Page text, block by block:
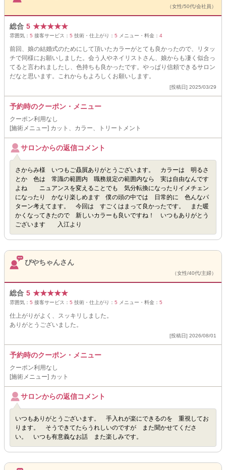
（女性/50代/会社員）
総合 5 ★★★★★
雰囲気： 5 接客サービス： 5 技術・仕上がり： 5 メニュー・料金： 4
前回、娘の結婚式のためにして頂いたカラーがとても良かったので、リタッ
チで同様にお願いしました。会う人やネイリストさん、娘からも凄く似合っ
てると言われましたし、色持ちも良かったです。やっぱり信頼できるサロン
だなと思います。これからもよろしくお願いします。
[投稿日] 2025/03/29
予約時のクーポン・メニュー
クーポン利用なし
[施術メニュー] カット、カラー、トリートメント
サロンからの返信コメント
さからみ様 いつもご贔屓ありがとうございます。 カラーは 明るさ
とか 色は 常識の範囲内 職務規定の範囲内なら 実は自由なんです
よね ニュアンスを変えることでも 気分転換になったりイメチェン
になったり かなり楽しめます 僕の頭の中では 日常的に 色んなパ
ターン考えてます。 今回は すごくはまって良かったです。 また暖
かくなってきたので 新しいカラーも良いですね！ いつもありがとう
ございます 入江より
ぴやちゃんさん
（女性/40代/主婦）
総合 5 ★★★★★
雰囲気： 5 接客サービス： 5 技術・仕上がり： 5 メニュー・料金： 5
仕上がりがよく、スッキリしました。
ありがとうございました。
[投稿日] 2026/08/01
予約時のクーポン・メニュー
クーポン利用なし
[施術メニュー] カット
サロンからの返信コメント
いつもありがとうございます。 手入れが楽にできるのを 重視してお
ります。 そうできてたらうれしいのですが また聞かせてくださ
い。 いつも有意義なお話 また楽しみです。